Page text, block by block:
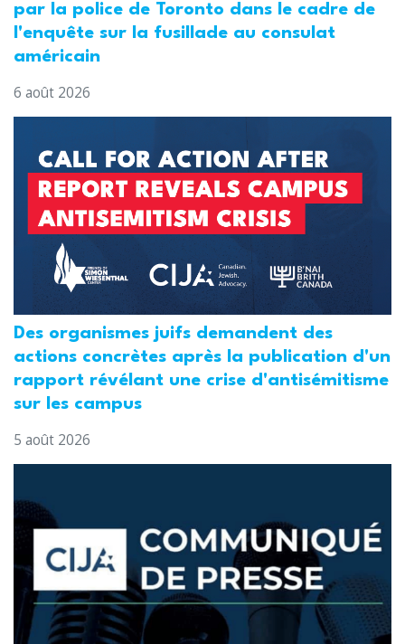
par la police de Toronto dans le cadre de
l'enquête sur la fusillade au consulat
américain
6 août 2026
Des organismes juifs demandent des
actions concrètes après la publication d'un
rapport révélant une crise d'antisémitisme
sur les campus
5 août 2026